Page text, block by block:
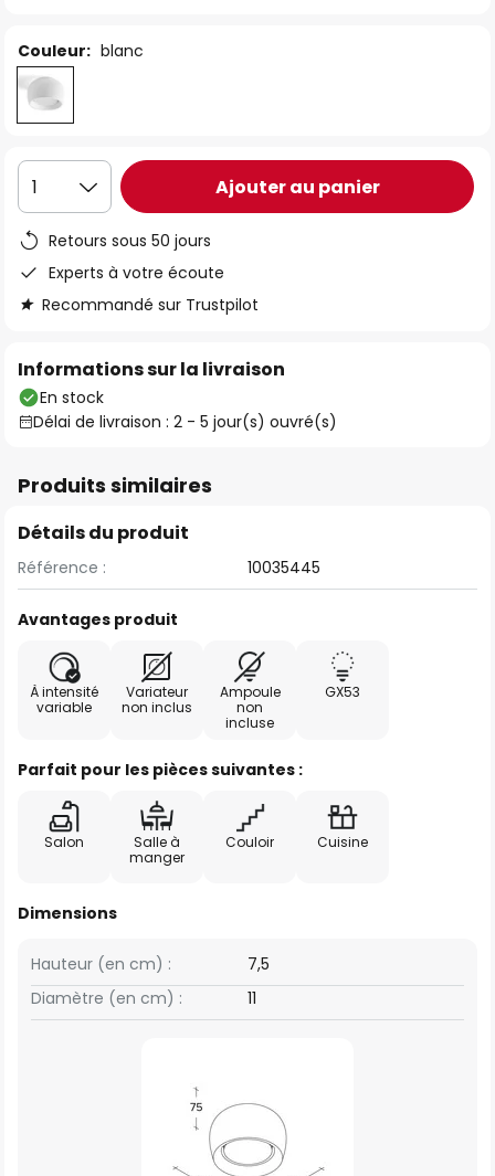
Couleur: blanc
1 Ajouter au panier
Retours sous 50 jours
Experts à votre écoute
Recommandé sur Trustpilot
Informations sur la livraison
En stock
Délai de livraison : 2 - 5 jour(s) ouvré(s)
Produits similaires
Détails du produit
Référence : 10035445
Avantages produit
À intensité
variable
Variateur
non inclus
Ampoule
non
incluse
GX53
Parfait pour les pièces suivantes :
Salon
Salle à
manger
Couloir Cuisine
Dimensions
Hauteur (en cm) :
7,5
Diamètre (en cm) :
11